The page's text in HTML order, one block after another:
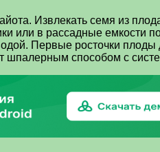
Извлекать семя из
или в рассадные емкости
Первые росточки
шпалерным способом с